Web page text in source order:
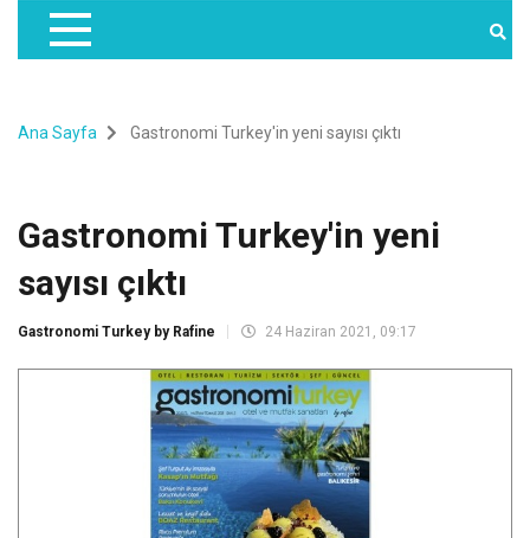
Ana Sayfa Gastronomi Turkey'in yeni sayısı çıktı
Gastronomi Turkey'in yeni
sayısı çıktı
Gastronomi Turkey by Rafine 24 Haziran 2021, 09:17